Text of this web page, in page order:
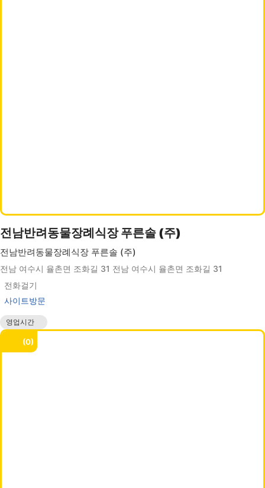
전남반려동물장례식장 푸른솔 (주)
전남반려동물장례식장 푸른솔 (주)
전남 여수시 율촌면 조화길 31 전남 여수시 율촌면 조화길 31
전화걸기
사이트방문
영업시간
0